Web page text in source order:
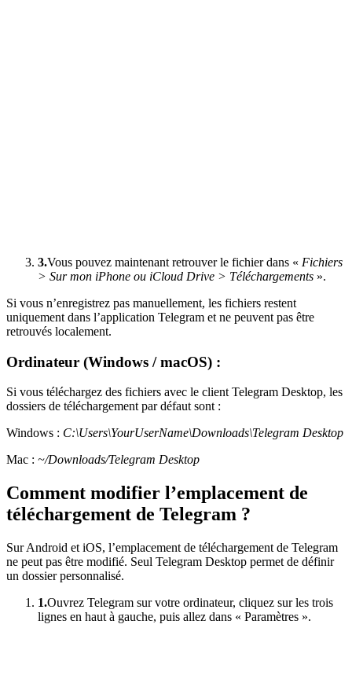
3.Vous pouvez maintenant retrouver le fichier dans « Fichiers
> Sur mon iPhone ou iCloud Drive > Téléchargements ».
Si vous n’enregistrez pas manuellement, les fichiers restent
uniquement dans l’application Telegram et ne peuvent pas être
retrouvés localement.
Ordinateur (Windows / macOS) :
Si vous téléchargez des fichiers avec le client Telegram Desktop, les
dossiers de téléchargement par défaut sont :
Windows : C:\Users\YourUserName\Downloads\Telegram Desktop
Mac : ~/Downloads/Telegram Desktop
Comment modifier l’emplacement de
téléchargement de Telegram ?
Sur Android et iOS, l’emplacement de téléchargement de Telegram
ne peut pas être modifié. Seul Telegram Desktop permet de définir
un dossier personnalisé.
1.Ouvrez Telegram sur votre ordinateur, cliquez sur les trois
lignes en haut à gauche, puis allez dans « Paramètres ».